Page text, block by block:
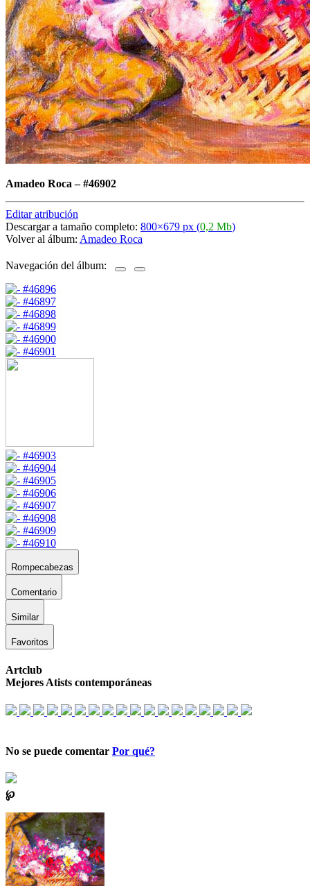
Amadeo Roca –#46902
Editar atribución
Descargar a tamaño completo: 800×679 px (0,2 Mb)
Volver al álbum: Amadeo Roca
Navegación del álbum:
Rompecabezas
Comentario
Similar
Favoritos
Artclub
Mejores Atists contemporáneas
No se puede comentar Por qué?
℘